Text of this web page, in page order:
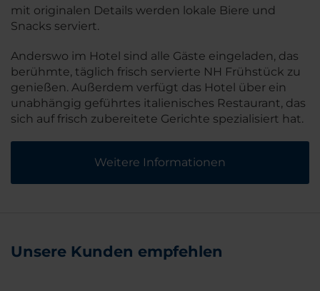
mit originalen Details werden lokale Biere und
Snacks serviert.
Anderswo im Hotel sind alle Gäste eingeladen, das
berühmte, täglich frisch servierte NH Frühstück zu
genießen. Außerdem verfügt das Hotel über ein
unabhängig geführtes italienisches Restaurant, das
sich auf frisch zubereitete Gerichte spezialisiert hat.
Weitere Informationen
Unsere Kunden empfehlen